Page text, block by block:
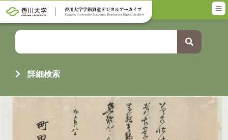
メインコンテンツに移動
詳細検索